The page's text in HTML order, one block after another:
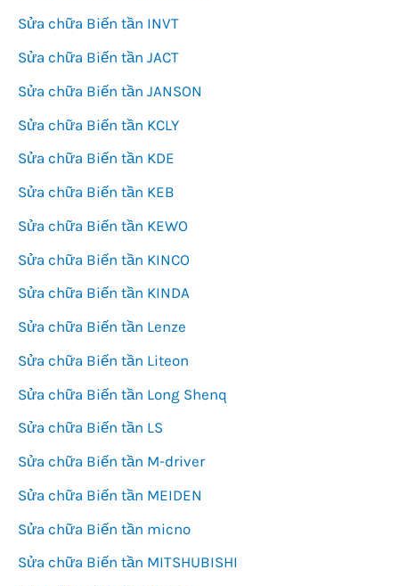
Sửa chữa Biến tần INVT
Sửa chữa Biến tần JACT
Sửa chữa Biến tần JANSON
Sửa chữa Biến tần KCLY
Sửa chữa Biến tần KDE
Sửa chữa Biến tần KEB
Sửa chữa Biến tần KEWO
Sửa chữa Biến tần KINCO
Sửa chữa Biến tần KINDA
Sửa chữa Biến tần Lenze
Sửa chữa Biến tần Liteon
Sửa chữa Biến tần Long Shenq
Sửa chữa Biến tần LS
Sửa chữa Biến tần M-driver
Sửa chữa Biến tần MEIDEN
Sửa chữa Biến tần micno
Sửa chữa Biến tần MITSHUBISHI